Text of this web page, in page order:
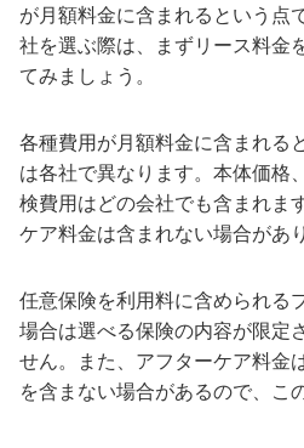
が月額料金に含まれるという点
社を選ぶ際は、まずリース料金
てみましょう。
各種費用が月額料金に含まれる
は各社で異なります。本体価格
検費用はどの会社でも含まれま
ケア料金は含まれない場合があ
任意保険を利用料に含められる
場合は選べる保険の内容が限定
せん。また、アフターケア料金
を含まない場合があるので、こ